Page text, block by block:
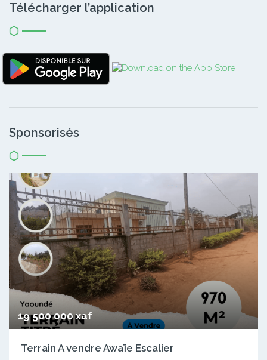
Télécharger l’application
Sponsorisés
19 500 000 xaf
Terrain A vendre Awaïe Escalier